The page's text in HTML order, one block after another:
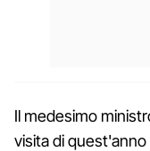
Il medesimo
visita di quest'anno